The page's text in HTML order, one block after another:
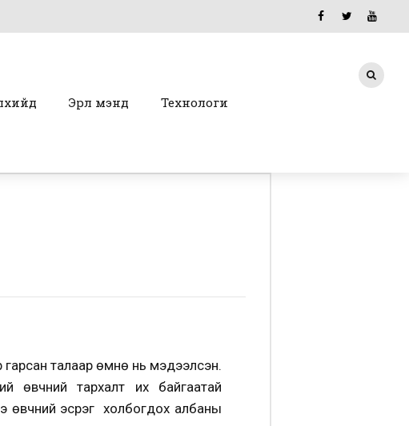
Эрүүл мэнд Технологи
талаар өмнө нь мэдээлсэн.
өвчний тархалт их байгаатай
өвчний эсрэг холбогдох албаны